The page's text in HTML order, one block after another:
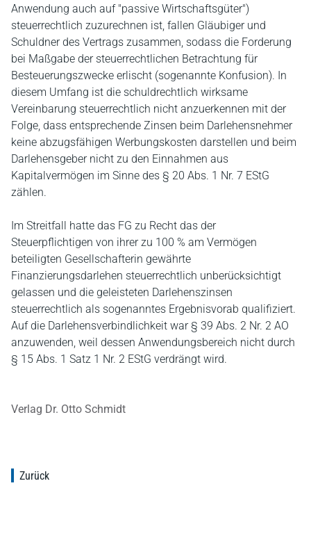
Anwendung auch auf "passive Wirtschaftsgüter")
steuerrechtlich zuzurechnen ist, fallen Gläubiger und
Schuldner des Vertrags zusammen, sodass die Forderung
bei Maßgabe der steuerrechtlichen Betrachtung für
Besteuerungszwecke erlischt (sogenannte Konfusion). In
diesem Umfang ist die schuldrechtlich wirksame
Vereinbarung steuerrechtlich nicht anzuerkennen mit der
Folge, dass entsprechende Zinsen beim Darlehensnehmer
keine abzugsfähigen Werbungskosten darstellen und beim
Darlehensgeber nicht zu den Einnahmen aus
Kapitalvermögen im Sinne des § 20 Abs. 1 Nr. 7 EStG
zählen.
Im Streitfall hatte das FG zu Recht das der
Steuerpflichtigen von ihrer zu 100 % am Vermögen
beteiligten Gesellschafterin gewährte
Finanzierungsdarlehen steuerrechtlich unberücksichtigt
gelassen und die geleisteten Darlehenszinsen
steuerrechtlich als sogenanntes Ergebnisvorab qualifiziert.
Auf die Darlehensverbindlichkeit war § 39 Abs. 2 Nr. 2 AO
anzuwenden, weil dessen Anwendungsbereich nicht durch
§ 15 Abs. 1 Satz 1 Nr. 2 EStG verdrängt wird.
Verlag Dr. Otto Schmidt
Zurück